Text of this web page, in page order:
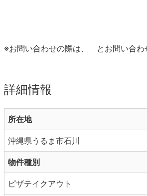
※お問い合わせの際は、 とお問い合わ
詳細情報
所在地
沖縄県うるま市石川
物件種別
ピザテイクアウト